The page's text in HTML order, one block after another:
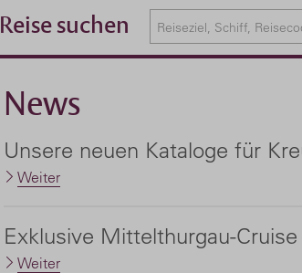
Reise suchen
News
Unsere neuen Kataloge für
Weiter
Exklusive Mittelthurgau-
Weiter